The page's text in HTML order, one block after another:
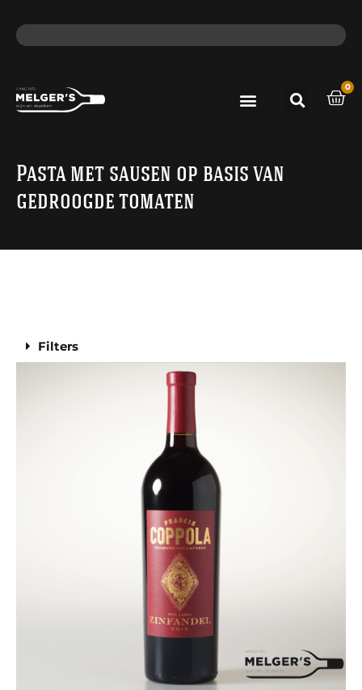
0
Pasta met sausen op basis van
gedroogde tomaten
Filters